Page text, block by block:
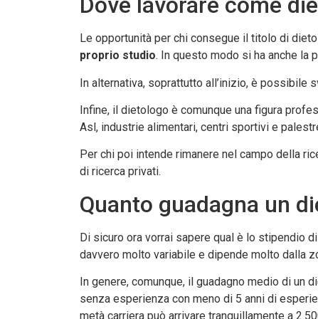
Le opportunità per chi consegue il titolo di
proprio studio. In questo modo si ha anche la
In alternativa, soprattutto all’inizio, è possibile
Infine, il dietologo è comunque una figura
Asl, industrie alimentari, centri sportivi e
Per chi poi intende rimanere nel campo della
di ricerca privati.
Quanto guadagna un
Di sicuro ora vorrai sapere qual è lo stipendio
davvero molto variabile e dipende molto dalla
In genere, comunque, il guadagno medio di
senza esperienza con meno di 5 anni di
metà carriera può arrivare tranquillamente a